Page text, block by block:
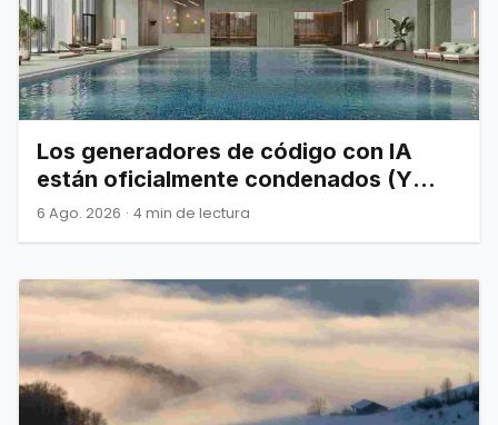
Los generadores de código con IA
están oficialmente condenados (Y
Joel Spolsky nos lo advirtió)
6 Ago. 2026 · 4 min de lectura